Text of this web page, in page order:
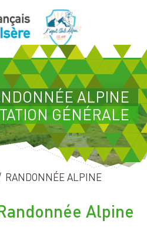
ALPINE
GÉNÉRALE
PAGE ACTUELLE :
RANDONNÉE ALPINE
Alpine